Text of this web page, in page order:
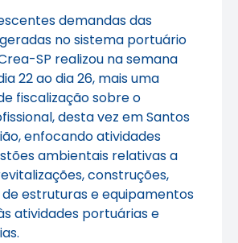
demandas das
no sistema portuário
SP realizou na semana
22 ao dia 26, mais uma
fiscalização sobre o
desta vez em Santos
enfocando atividades
ambientais relativas a
construções,
estruturas e equipamentos
atividades portuárias e